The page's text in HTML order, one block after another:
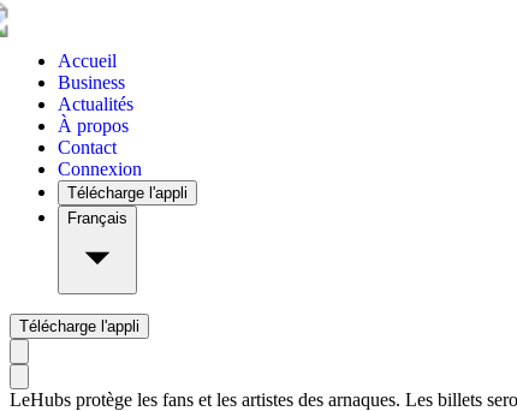
Accueil
Business
Actualités
À propos
Contact
Connexion
Télécharge l'appli
Français
Télécharge l'appli
LeHubs protège les fans et les artistes des arnaques. Les billets